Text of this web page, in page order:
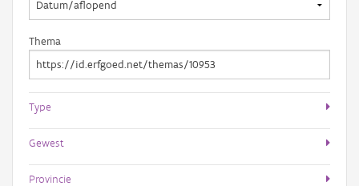
Thema
Type
Gewest
Provincie